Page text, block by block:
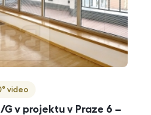
v projektu v Praze 6 –
video